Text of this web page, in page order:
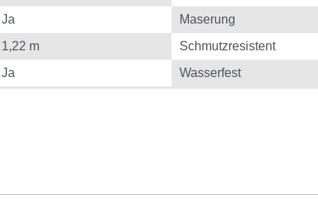
Ja Maserung
1,22 m Schmutzresistent
Ja Wasserfest